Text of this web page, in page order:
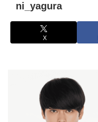
ni_yagura
X